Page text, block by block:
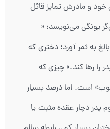
و مادرش تمایز قائل
یونگی می‌نویسد: «
به ثمر آورد؛ دختری که
را رها کند.» چیزی که
است. اما درصد بسیار
پدر دچار عقده مثبت یا